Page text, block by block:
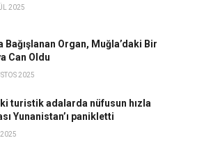
2025
Bağışlanan Organ, Muğla’daki Bir
Can Oldu
2025
turistik adalarda nüfusun hızla
Yunanistan’ı panikletti